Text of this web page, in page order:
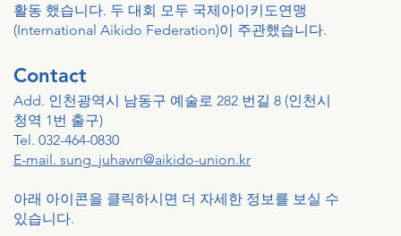
활동 했습니다. 두 대회 모두 국제아이키도연맹
(International Aikido Federation)이 주관했습니다.
Contact
Add. 인천광역시 남동구 예술로 282 번길 8 (인천시
청역 1번 출구)
Tel. 032-464-0830
E-mail. sung_juhawn@aikido-union.kr
​아래 아이콘을 클릭하시면 더 자세한 정보를 보실 수
있습니다.​